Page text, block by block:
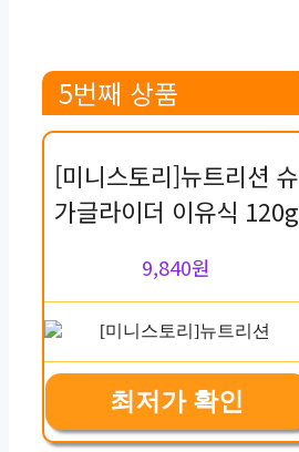
5번째 상품
[미니스토리]뉴트리션 슈
가글라이더 이유식 120g
9,840원
최저가 확인